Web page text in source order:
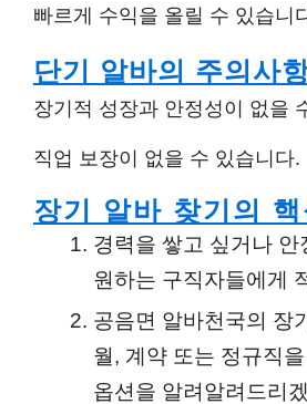
빠르게 수익을 올릴 수 있습니
단기 알바의 주의사
장기적 성장과 안정성이 없을
직업 보장이 없을 수 있습니다.
장기 알바 찾기 의 핵
경력을 쌓고 싶거나 안
원하는 구직자들에게
공음면 알바천국의 장
월, 계약 또는 정규직
옵션을 알려알려드리